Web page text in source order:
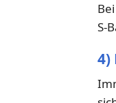
S-
4)